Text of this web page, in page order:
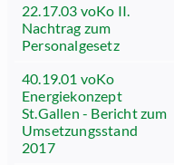
22.17.03 voKo II.
Nachtrag zum
Personalgesetz
40.19.01 voKo
Energiekonzept
St.Gallen - Bericht zum
Umsetzungsstand
2017